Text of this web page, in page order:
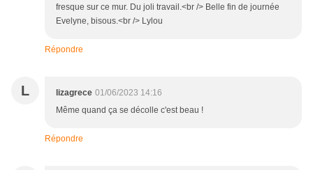
fresque sur ce mur. Du joli travail.<br /> Belle fin de journée
Evelyne, bisous.<br /> Lylou
Répondre
L lizagrece 01/06/2023 14:16
Même quand ça se décolle c'est beau !
Répondre